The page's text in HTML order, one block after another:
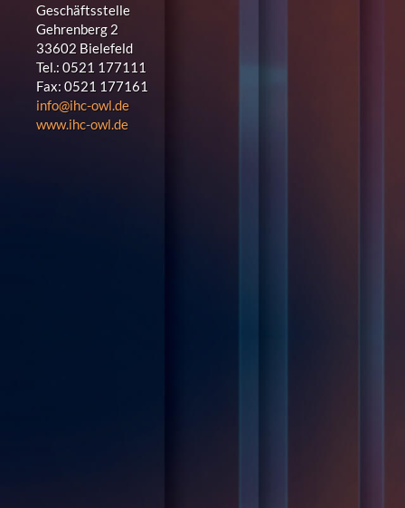
Geschäftsstelle
Gehrenberg 2
33602 Bielefeld
Tel.: 0521 177111
Fax: 0521 177161
info@ihc-owl.de
www.ihc-owl.de